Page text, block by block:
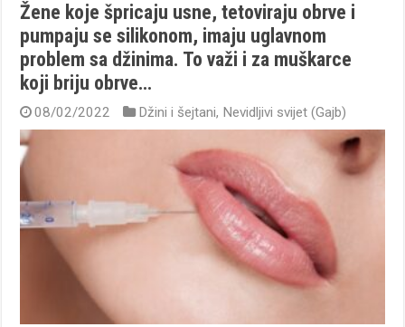
Žene koje špricaju usne, tetoviraju obrve i
pumpaju se silikonom, imaju uglavnom
problem sa džinima. To važi i za muškarce
koji briju obrve…
08/02/2022 Džini i šejtani, Nevidljivi svijet (Gajb)